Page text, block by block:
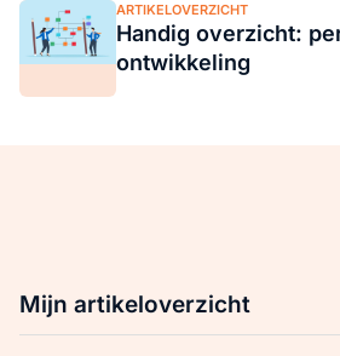
ARTIKELOVERZICHT
Handig overzicht:
ontwikkeling
Mijn artikeloverzicht